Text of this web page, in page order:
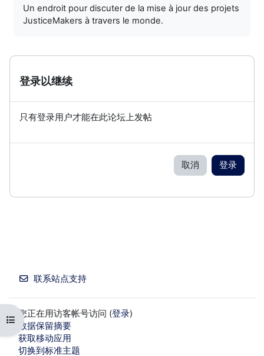
打开课程索引
Un endroit pour discuter de la mise à jour des projets
JusticeMakers à travers le monde.
登录以继续
只有登录用户才能在此论坛上发帖
取消 登录
联系站点支持
您正在用访客帐号访问 (登录)
‎数据保留摘要‎
获取移动应用
切换到标准主题